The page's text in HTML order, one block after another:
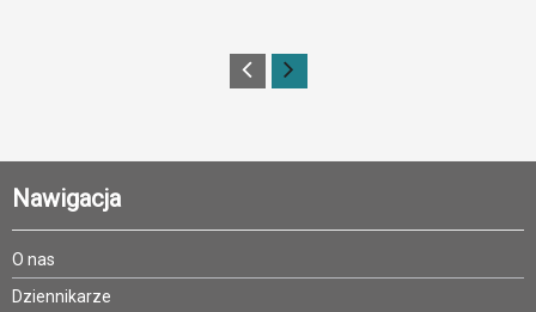
Nawigacja
O nas
Dziennikarze